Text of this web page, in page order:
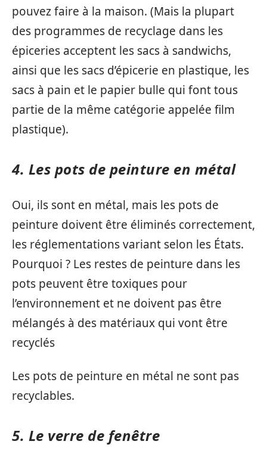
pouvez faire à la maison. (Mais la plupart
des programmes de recyclage dans les
épiceries acceptent les sacs à sandwichs,
ainsi que les sacs d’épicerie en plastique, les
sacs à pain et le papier bulle qui font tous
partie de la même catégorie appelée film
plastique).
4. Les pots de peinture en métal
Oui, ils sont en métal, mais les pots de
peinture doivent être éliminés correctement,
les réglementations variant selon les États.
Pourquoi ? Les restes de peinture dans les
pots peuvent être toxiques pour
l’environnement et ne doivent pas être
mélangés à des matériaux qui vont être
recyclés
Les pots de peinture en métal ne sont pas
recyclables.
5. Le verre de fenêtre